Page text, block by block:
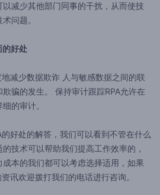
减少其他部门同事的干扰，从而使技
问题。
好处
减少数据欺诈 人与敏感数据之间的联
骗的发生。 保持审计跟踪RPA允许在
的审计。
处的解答，我们可以看到不管在什么
技术可以帮助我们提高工作效率的，
本的我们都可以考虑选择适用，如果
讯欢迎拨打我们的电话进行咨询。